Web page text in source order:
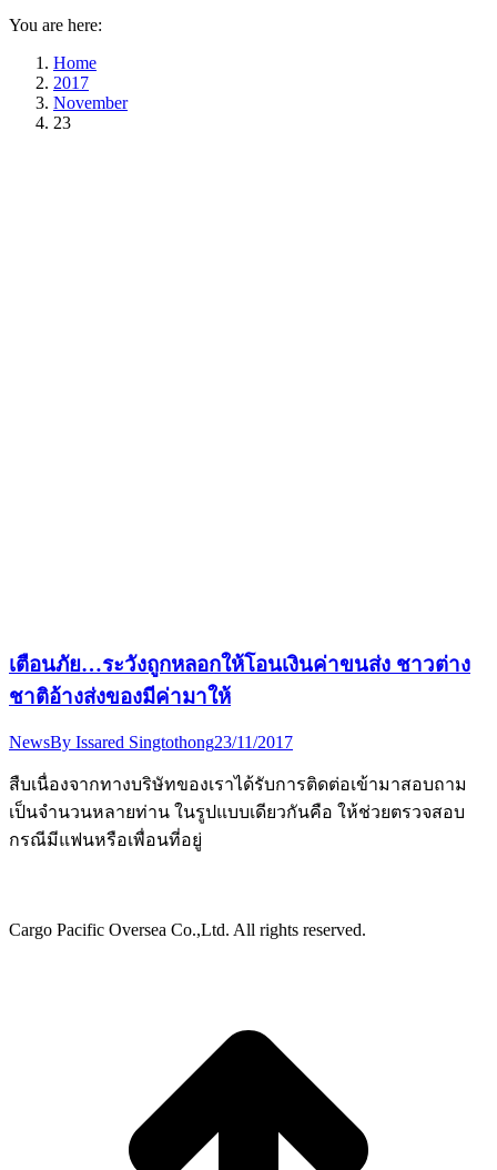
You are here:
Home
2017
November
23
เตือนภัย…ระวังถูกหลอกให้โอนเงินค่าขนส่ง ชาวต่าง
ชาติอ้างส่งของมีค่ามาให้
NewsBy Issared Singtothong23/11/2017
สืบเนื่องจากทางบริษัทของเราได้รับการติดต่อเข้ามาสอบถาม
เป็นจำนวนหลายท่าน ในรูปแบบเดียวกันคือ ให้ช่วยตรวจสอบ
กรณีมีแฟนหรือเพื่อนที่อยู่
Cargo Pacific Oversea Co.,Ltd. All rights reserved.